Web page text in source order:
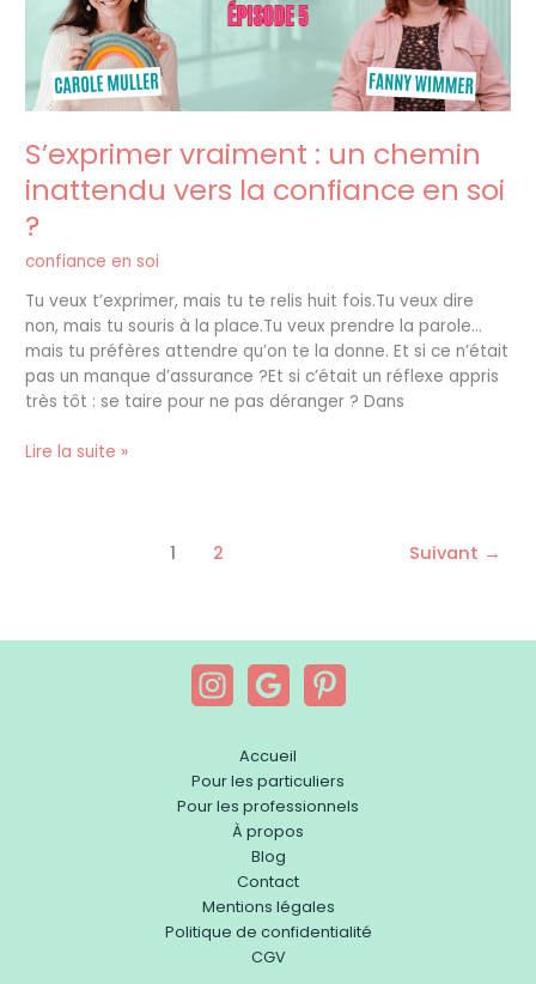
S’exprimer vraiment : un chemin
inattendu vers la confiance en soi
?
confiance en soi
Tu veux t’exprimer, mais tu te relis huit fois.Tu veux dire
non, mais tu souris à la place.Tu veux prendre la parole…
mais tu préfères attendre qu’on te la donne. Et si ce n’était
pas un manque d’assurance ?Et si c’était un réflexe appris
très tôt : se taire pour ne pas déranger ? Dans
confiance
en
soi
Lire la suite »
1 2 Suivant →
Accueil
Pour les particuliers
Pour les professionnels
À propos
Blog
Contact
Mentions légales
Politique de confidentialité
CGV